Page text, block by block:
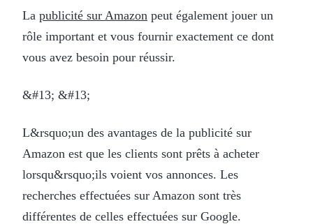
La publicité sur Amazon peut également jouer un
rôle important et vous fournir exactement ce dont
vous avez besoin pour réussir.
&#13; &#13;
L&rsquo;un des avantages de la publicité sur
Amazon est que les clients sont prêts à acheter
lorsqu&rsquo;ils voient vos annonces. Les
recherches effectuées sur Amazon sont très
différentes de celles effectuées sur Google.